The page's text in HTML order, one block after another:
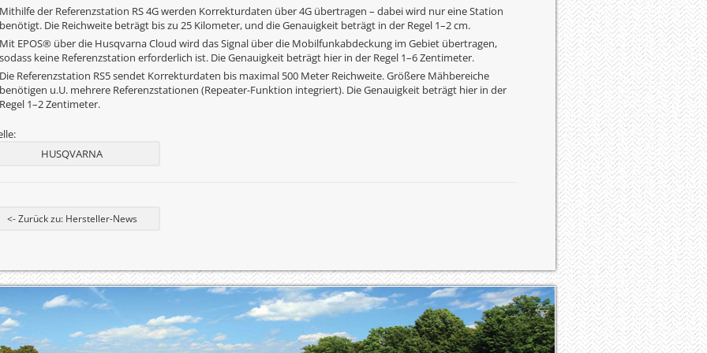
Mithilfe der Referenzstation RS 4G werden Korrekturdaten über 4G übertragen – dabei wird nur eine Station
benötigt. Die Reichweite beträgt bis zu 25 Kilometer, und die Genauigkeit beträgt in der Regel 1–2 cm.
Mit EPOS® über die Husqvarna Cloud wird das Signal über die Mobilfunkabdeckung im Gebiet übertragen,
sodass keine Referenzstation erforderlich ist. Die Genauigkeit beträgt hier in der Regel 1–6 Zentimeter.
Die Referenzstation RS5 sendet Korrekturdaten bis maximal 500 Meter Reichweite. Größere Mähbereiche
benötigen u.U. mehrere Referenzstationen (Repeater-Funktion integriert). Die Genauigkeit beträgt hier in der
Regel 1–2 Zentimeter.
HUSQVARNA
<- Zurück zu: Hersteller-News